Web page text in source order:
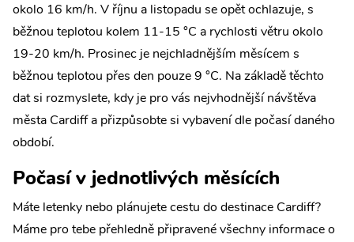
okolo 16 km/h. V říjnu a listopadu se opět ochlazuje, s
běžnou teplotou kolem 11-15 °C a rychlosti větru okolo
19-20 km/h. Prosinec je nejchladnějším měsícem s
běžnou teplotou přes den pouze 9 °C. Na základě těchto
dat si rozmyslete, kdy je pro vás nejvhodnější návštěva
města Cardiff a přizpůsobte si vybavení dle počasí daného
období.
Počasí v jednotlivých měsících
Máte letenky nebo plánujete cestu do destinace Cardiff?
Máme pro tebe přehledně připravené všechny informace o